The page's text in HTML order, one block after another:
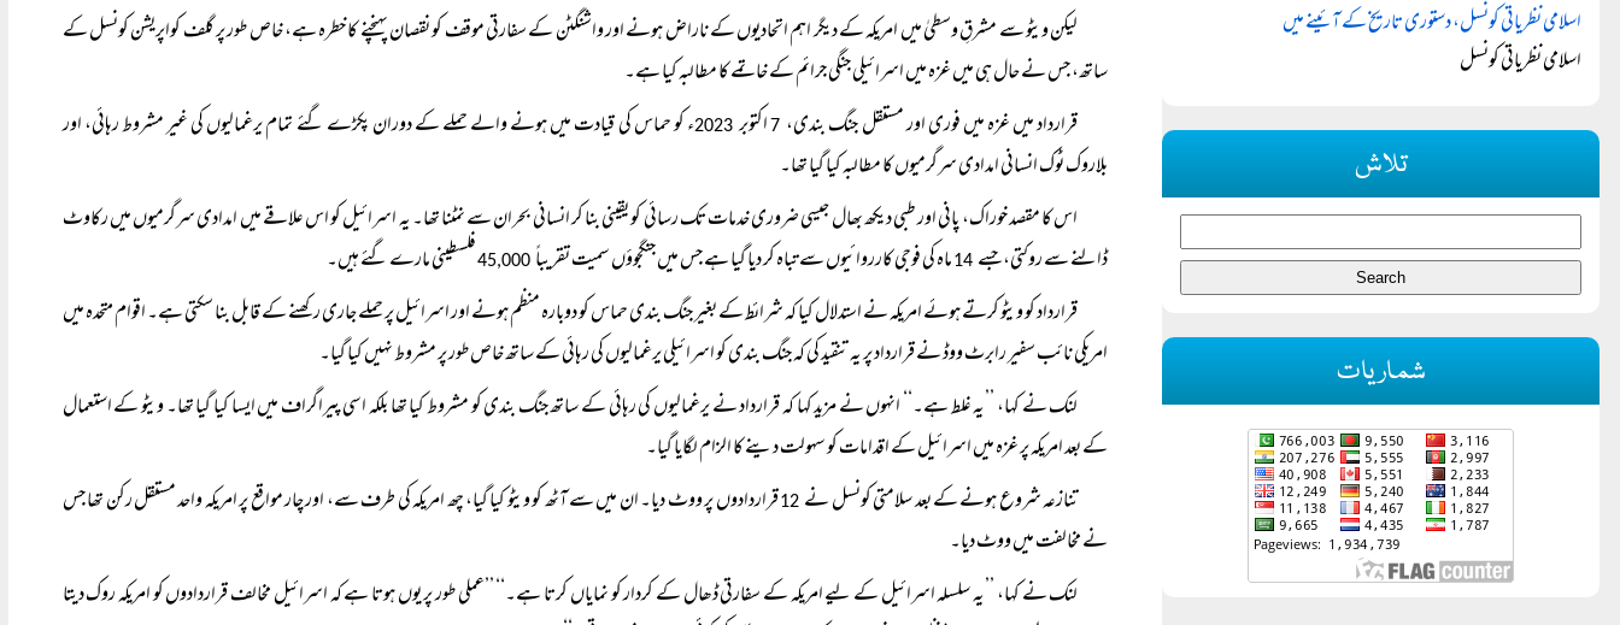
لیکن ویٹو سے مشرقِ وسطیٰ میں امریکہ کے دیگر اہم اتحادیوں کے ناراض ہونے اور واشنگٹن کے سفارتی موقف کو نقصان پہنچنے کا خطرہ ہے، خاص طور پر گلف کواپریشن کونسل کے
ساتھ، جس نے حال ہی میں غزہ میں اسرائیلی جنگی جرائم کے خاتمے کا مطالبہ کیا ہے۔
قرارداد میں غزہ میں فوری اور مستقل جنگ بندی، اکتوبر2023
ء کو حماس کی قیادت میں ہونے والے حملے کے دوران پکڑے گئے تمام یرغمالیوں کی غیر مشروط رہائی، اور
بلاروک ٹوک انسانی امدادی سرگرمیوں کا مطالبہ کیا گیا تھا۔
اس کا مقصد خوراک، پانی اور طبی دیکھ بھال جیسی ضروری خدمات تک رسائی کو یقینی بنا کر انسانی بحران سے نمٹنا تھا۔ یہ اسرائیل کو اس علاقے میں امدادی سرگرمیوں میں رکاوٹ
ڈالنے سے روکتی، جسے
ماہ کی فوجی کارروائیوں سے تباہ کر دیا گیا ہے جس میں جنگجوؤں سمیت تقریباً
فلسطینی مارے گئے ہیں۔
قرارداد کو ویٹو کرتے ہوئے امریکہ نے استدلال کیا کہ شرائط کے بغیر جنگ بندی حماس کو دوبارہ منظم ہونے اور اسرائیل پر حملے جاری رکھنے کے قابل بنا سکتی ہے۔ اقوام متحدہ میں
امریکی نائب سفیر رابرٹ ووڈ نے قرارداد پر یہ تنقید کی کہ جنگ بندی کو اسرائیلی یرغمالیوں کی رہائی کے ساتھ خاص طور پر مشروط نہیں کیا گیا۔
لنک نے کہا، ’’یہ غلط ہے۔‘‘ انہوں نے مزید کہا کہ قرارداد نے یرغمالیوں کی رہائی کے ساتھ جنگ بندی کو مشروط کیا تھا بلکہ اسی پیراگراف میں ایسا کیا گیا تھا۔ ویٹو کے استعمال
کے بعد امریکہ پر غزہ میں اسرائیل کے اقدامات کو سہولت دینے کا الزام لگایا گیا۔
تنازعہ شروع ہونے کے بعد سلامتی کونسل نے 12
قراردادوں پر ووٹ دیا۔ ان میں سے آٹھ کو ویٹو کیا گیا، چھ امریکہ کی طرف سے، اور چار مواقع پر امریکہ واحد مستقل رکن تھا جس
نے مخالفت میں ووٹ دیا۔
لنک نے کہا، ’’یہ سلسلہ اسرائیل کے لیے امریکہ کے سفارتی ڈھال کے کردار کو نمایاں کرتا ہے۔‘‘ ’’عملی طور پر یوں ہوتا ہے کہ اسرائیل مخالف قراردادوں کو امریکہ روک دیتا
اسلامی نظریاتی کونسل، دستوری تاریخ کے آئینے میں
اسلامی نظریاتی کونسل
تلاش
شماریات